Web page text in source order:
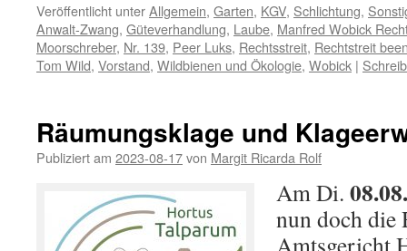
Veröffentlicht unterAllgemein, Garten, KGV, Schlichtung,
Anwalt-Zwang, Güteverhandlung, Laube, Manfred Wobick
Moorschreber, Nr. 139, Peer Luks, Rechtsstreit, Rechtstreit
Tom Wild, Vorstand, Wildbienen und Ökologie, Wobick |
Räumungsklage und
Publiziert am 2023-08-17von Margit Ricarda Rolf
Am Di.
nun doch die
Amtsgericht